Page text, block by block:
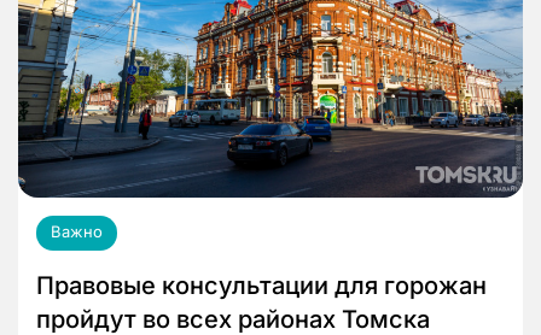
Важно
Правовые консультации для горожан
пройдут во всех районах Томска